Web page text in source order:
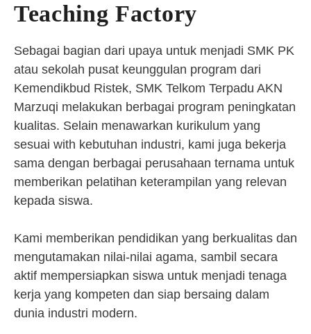
Teaching Factory
Sebagai bagian dari upaya untuk menjadi SMK PK
atau sekolah pusat keunggulan program dari
Kemendikbud Ristek, SMK Telkom Terpadu AKN
Marzuqi melakukan berbagai program peningkatan
kualitas. Selain menawarkan kurikulum yang
sesuai with kebutuhan industri, kami juga bekerja
sama dengan berbagai perusahaan ternama untuk
memberikan pelatihan keterampilan yang relevan
kepada siswa.
Kami memberikan pendidikan yang berkualitas dan
mengutamakan nilai-nilai agama, sambil secara
aktif mempersiapkan siswa untuk menjadi tenaga
kerja yang kompeten dan siap bersaing dalam
dunia industri modern.